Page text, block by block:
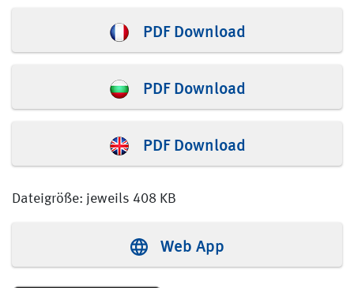
PDF Download
PDF Download
PDF Download
Dateigröße: jeweils 408 KB
Web App